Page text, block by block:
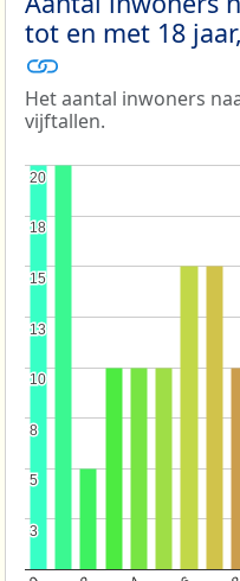
tot en met 18
Het aantal inwoners
vijftallen.
3
3
5
5
8
8
10
10
13
13
15
15
18
18
20
20